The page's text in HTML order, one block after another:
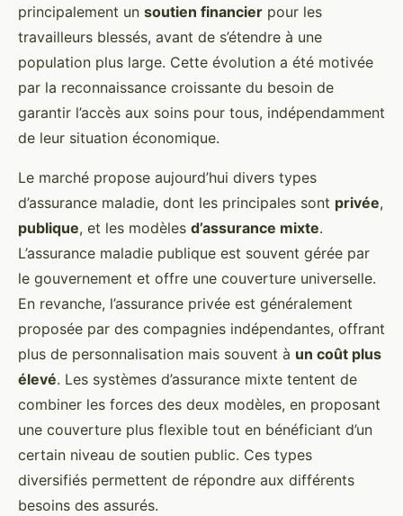
principalement un soutien financier pour les
travailleurs blessés, avant de s’étendre à une
population plus large. Cette évolution a été motivée
par la reconnaissance croissante du besoin de
garantir l’accès aux soins pour tous, indépendamment
de leur situation économique.
Le marché propose aujourd’hui divers types
d’assurance maladie, dont les principales sont privée,
publique, et les modèles d’assurance mixte.
L’assurance maladie publique est souvent gérée par
le gouvernement et offre une couverture universelle.
En revanche, l’assurance privée est généralement
proposée par des compagnies indépendantes, offrant
plus de personnalisation mais souvent à un coût plus
élevé. Les systèmes d’assurance mixte tentent de
combiner les forces des deux modèles, en proposant
une couverture plus flexible tout en bénéficiant d’un
certain niveau de soutien public. Ces types
diversifiés permettent de répondre aux différents
besoins des assurés.